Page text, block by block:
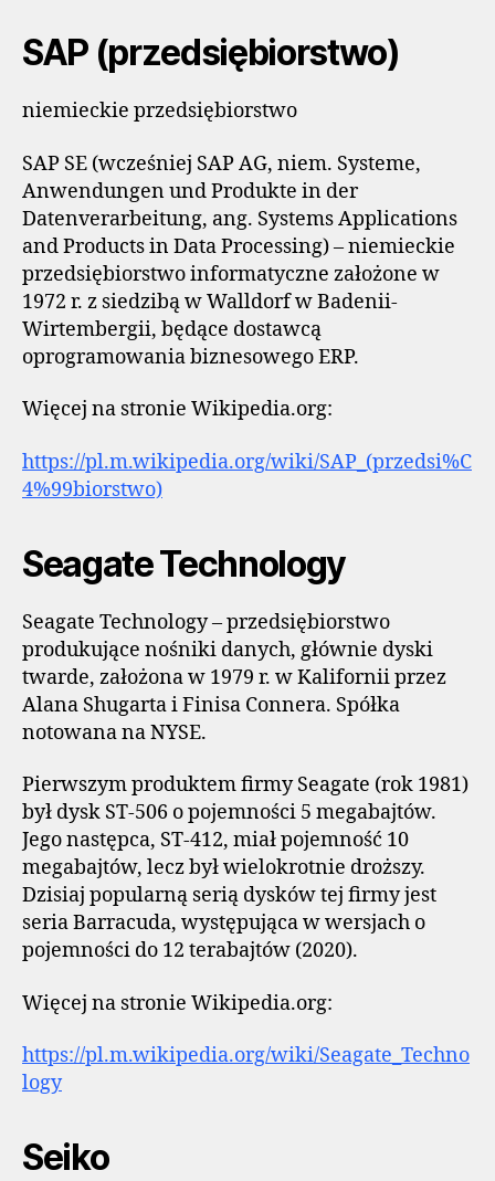
SAP (przedsiębiorstwo)
niemieckie przedsiębiorstwo
SAP SE (wcześniej SAP AG, niem. Systeme,
Anwendungen und Produkte in der
Datenverarbeitung, ang. Systems Applications
and Products in Data Processing) – niemieckie
przedsiębiorstwo informatyczne założone w
1972 r. z siedzibą w Walldorf w Badenii-
Wirtembergii, będące dostawcą
oprogramowania biznesowego ERP.
Więcej na stronie Wikipedia.org:
https://pl.m.wikipedia.org/wiki/SAP_(przedsi%C
4%99biorstwo)
Seagate Technology
Seagate Technology – przedsiębiorstwo
produkujące nośniki danych, głównie dyski
twarde, założona w 1979 r. w Kalifornii przez
Alana Shugarta i Finisa Connera. Spółka
notowana na NYSE.
Pierwszym produktem firmy Seagate (rok 1981)
był dysk ST-506 o pojemności 5 megabajtów.
Jego następca, ST-412, miał pojemność 10
megabajtów, lecz był wielokrotnie droższy.
Dzisiaj popularną serią dysków tej firmy jest
seria Barracuda, występująca w wersjach o
pojemności do 12 terabajtów (2020).
Więcej na stronie Wikipedia.org:
https://pl.m.wikipedia.org/wiki/Seagate_Techno
logy
Seiko